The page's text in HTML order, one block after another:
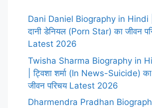
Dani Daniel Biography in Hindi |
दानी डेनियल (Porn Star) का जीवन
Latest 2026
Twisha Sharma Biography in
| ट्विशा शर्मा (In News-Suicide) का
जीवन परिचय Latest 2026
Dharmendra Pradhan